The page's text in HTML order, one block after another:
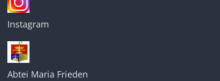
Instagram
Abtei Maria Frieden